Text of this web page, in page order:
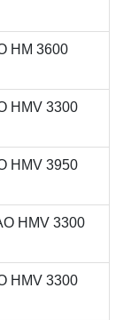
HM 3600
HMV 3300
HMV 3950
HMV 3300
HMV 3300